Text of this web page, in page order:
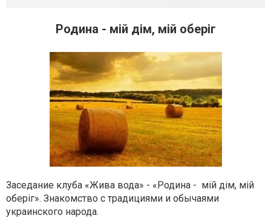
Родина - мій дім, мій оберіг
Заседание клуба «Жива вода» - «Родина - мій дім, мій
оберіг». Знакомство с традициями и обычаями
украинского народа.